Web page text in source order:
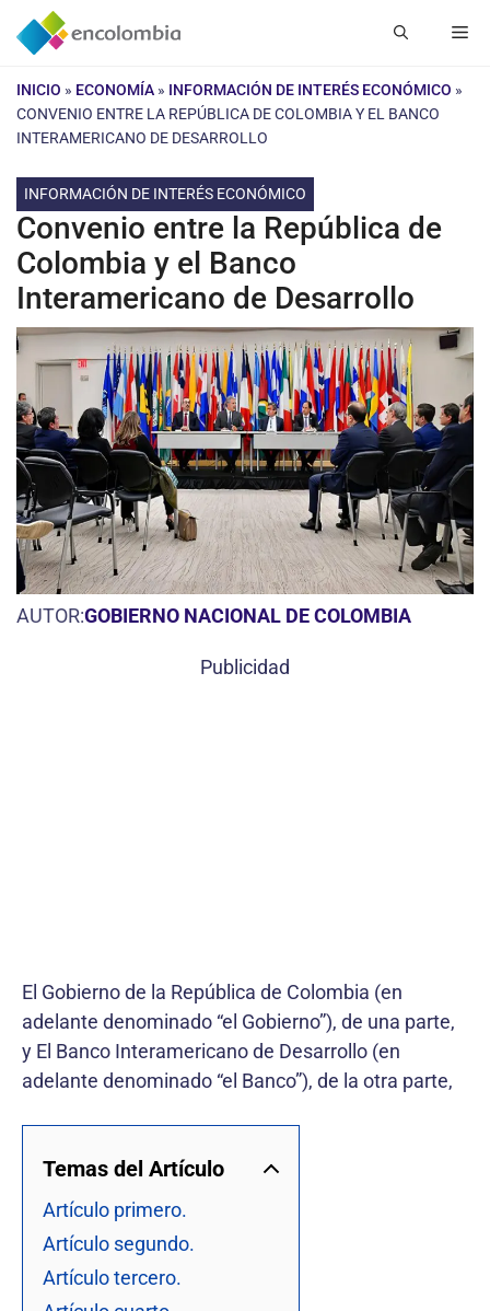
Saltar
INICIO » ECONOMÍA » INFORMACIÓN DE INTERÉS ECONÓMICO »
CONVENIO ENTRE LA REPÚBLICA DE COLOMBIA Y EL BANCO
INTERAMERICANO DE DESARROLLO
INFORMACIÓN DE INTERÉS ECONÓMICO
Convenio entre la República de
Colombia y el Banco
Interamericano de Desarrollo
AUTOR:GOBIERNO NACIONAL DE COLOMBIA
Publicidad
El Gobierno de la República de Colombia (en
adelante denominado “el Gobierno”), de una parte,
y El Banco Interamericano de Desarrollo (en
adelante denominado “el Banco”), de la otra parte,
Temas del Artículo
Artículo primero.
Artículo segundo.
Artículo tercero.